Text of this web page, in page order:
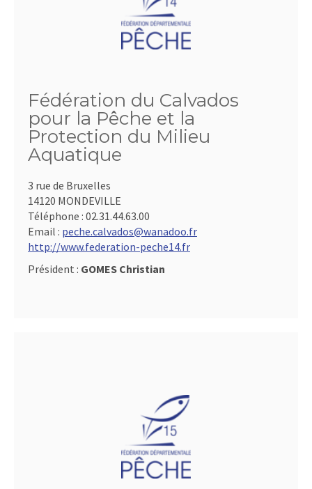
Fédération du Calvados
pour la Pêche et la
Protection du Milieu
Aquatique
3 rue de Bruxelles
14120 MONDEVILLE
Téléphone : 02.31.44.63.00
Email : peche.calvados@wanadoo.fr
http://www.federation-peche14.fr
Président : GOMES Christian